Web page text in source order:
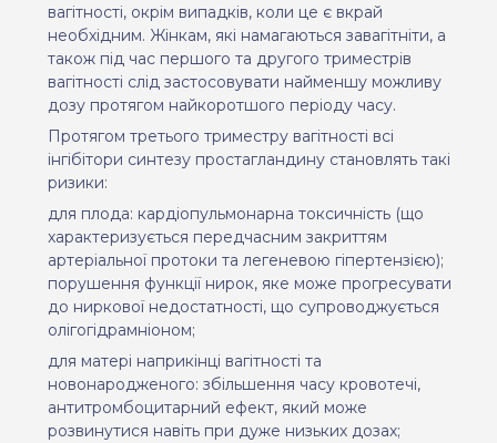
вагітності, окрім випадків, коли це є вкрай
необхідним. Жінкам, які намагаються завагітніти, а
також під час першого та другого триместрів
вагітності слід застосовувати найменшу можливу
дозу протягом найкоротшого періоду часу.
Протягом третього триместру вагітності всі
інгібітори синтезу простагландину становлять такі
ризики:
для плода: кардіопульмонарна токсичність (що
характеризується передчасним закриттям
артеріальної протоки та легеневою гіпертензією);
порушення функції нирок, яке може прогресувати
до ниркової недостатності, що супроводжується
олігогідрамніоном;
для матері наприкінці вагітності та
новонародженого: збільшення часу кровотечі,
антитромбоцитарний ефект, який може
розвинутися навіть при дуже низьких дозах;